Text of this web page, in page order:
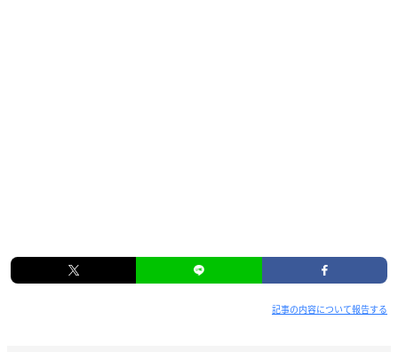
記事の内容について報告する